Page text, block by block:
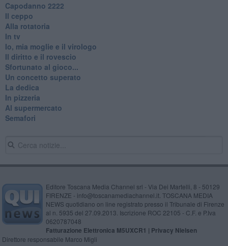
​Capodanno 2222
Il ceppo
Alla rotatoria
In tv
Io, mia moglie e il virologo
Il diritto e il rovescio
Sfortunato al gioco...
Un concetto superato
La dedica
In pizzeria
Al supermercato
Semafori
Editore Toscana Media Channel srl - Via Dei Martelli, 8 - 50129
FIRENZE - info@toscanamediachannel.it. TOSCANA MEDIA
NEWS quotidiano on line registrato presso il Tribunale di Firenze
al n. 5935 del 27.09.2013. Iscrizione ROC 22105 - C.F. e P.Iva
0620787048
Fatturazione Elettronica M5UXCR1 | Privacy Nielsen
Direttore responsabile Marco Migli